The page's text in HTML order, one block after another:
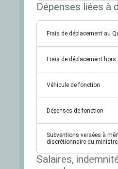
Dépenses liées à
Frais de déplacement au
Frais de déplacement hors
Véhicule de fonction
Dépenses de fonction
Subventions versées à
discrétionnaire du ministre
Salaires,